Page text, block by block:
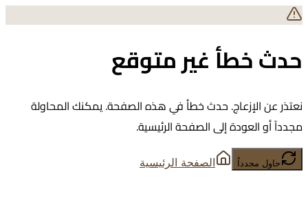
حدث خطأ غير متوقع
نعتذر عن الإزعاج. حدث خطأ في هذه الصفحة. يمكنك المحاولة
مجدداً أو العودة إلى الصفحة الرئيسية.
حاول مجدداً الصفحة الرئيسية